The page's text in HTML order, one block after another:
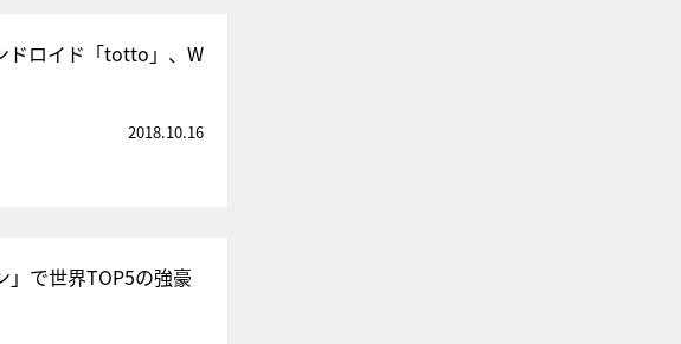
ドロイド「totto」、W
2018.10.16
」で世界TOP5の強豪